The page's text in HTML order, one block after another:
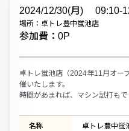
2024/12/30(月) 09:10-
場所：卓トレ豊中蛍池店
参加費：0P
卓トレ蛍池店（2024年11月オー
催いたします。
時間があまれば、マシン試打もで
名称 卓トレ豊中